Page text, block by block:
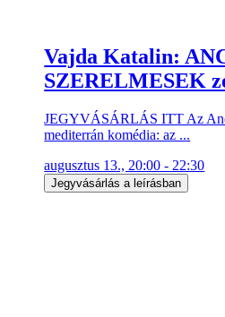
Vajda Katalin:
SZERELMESEK
JEGYVÁSÁRLÁS ITT Az
mediterrán komédia: az ...
augusztus 13., 20:00 - 22:30
Jegyvásárlás a leírásban